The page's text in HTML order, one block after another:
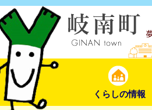
くらしの情報